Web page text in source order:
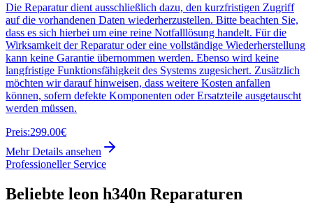
Die Reparatur dient ausschließlich dazu, den kurzfristigen Zugriff
auf die vorhandenen Daten wiederherzustellen. Bitte beachten Sie,
dass es sich hierbei um eine reine Notfalllösung handelt. Für die
Wirksamkeit der Reparatur oder eine vollständige Wiederherstellung
kann keine Garantie übernommen werden. Ebenso wird keine
langfristige Funktionsfähigkeit des Systems zugesichert. Zusätzlich
möchten wir darauf hinweisen, dass weitere Kosten anfallen
können, sofern defekte Komponenten oder Ersatzteile ausgetauscht
werden müssen.
Preis:299.00€
Mehr Details ansehen
Professioneller Service
Beliebte leon h340n Reparaturen